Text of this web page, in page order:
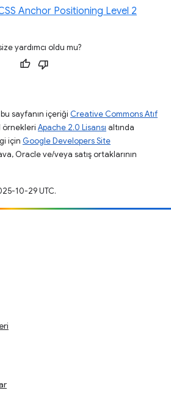
Anchor Positioning Level 2
yardımcı oldu mu?
sayfanın içeriği Creative Commons Atıf
örnekleri Apache 2.0 Lisansı altında
için Google Developers Site
Oracle ve/veya satış ortaklarının
10-29 UTC.